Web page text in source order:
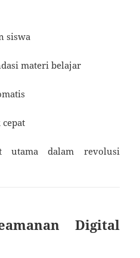
siswa
materi belajar
dalam revolusi
Digital